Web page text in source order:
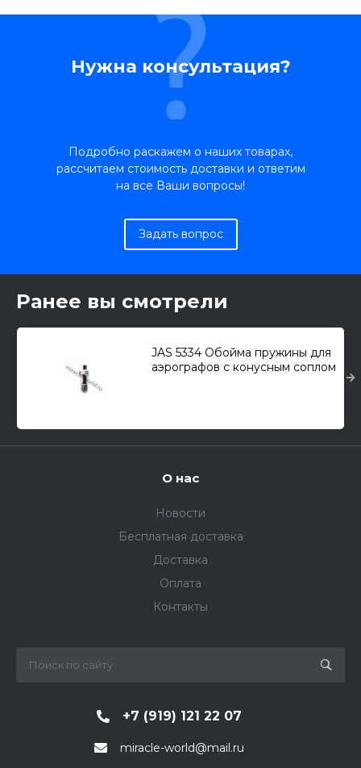
Нужна консультация?
Подробно раскажем о наших товарах,
рассчитаем стоимость доставки и ответим
на все Ваши вопросы!
Задать вопрос
Ранее вы смотрели
JAS 5334 Обойма пружины для
аэрографов с конусным соплом
О нас
Новости
Бесплатная доставка
Доставка
Оплата
Контакты
+7 (919) 121 22 07
miracle-world@mail.ru